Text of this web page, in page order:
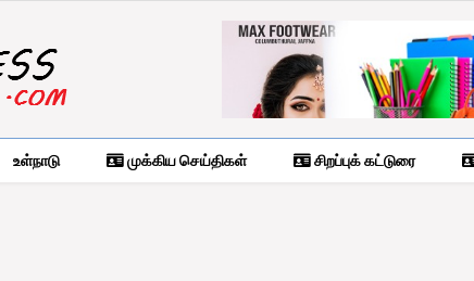
உள்நாடு முக்கிய செய்திகள் சிறப்புக் கட்டுரை